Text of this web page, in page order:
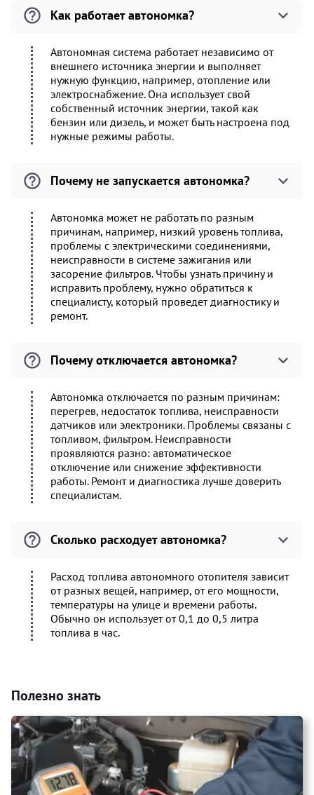
Как работает автономка?
Автономная система работает независимо от
внешнего источника энергии и выполняет
нужную функцию, например, отопление или
электроснабжение. Она использует свой
собственный источник энергии, такой как
бензин или дизель, и может быть настроена под
нужные режимы работы.
Почему не запускается автономка?
Автономка может не работать по разным
причинам, например, низкий уровень топлива,
проблемы с электрическими соединениями,
неисправности в системе зажигания или
засорение фильтров. Чтобы узнать причину и
исправить проблему, нужно обратиться к
специалисту, который проведет диагностику и
ремонт.
Почему отключается автономка?
Автономка отключается по разным причинам:
перегрев, недостаток топлива, неисправности
датчиков или электроники. Проблемы связаны с
топливом, фильтром. Неисправности
проявляются разно: автоматическое
отключение или снижение эффективности
работы. Ремонт и диагностика лучше доверить
специалистам.
Сколько расходует автономка?
Расход топлива автономного отопителя зависит
от разных вещей, например, от его мощности,
температуры на улице и времени работы.
Обычно он использует от 0,1 до 0,5 литра
топлива в час.
Полезно знать